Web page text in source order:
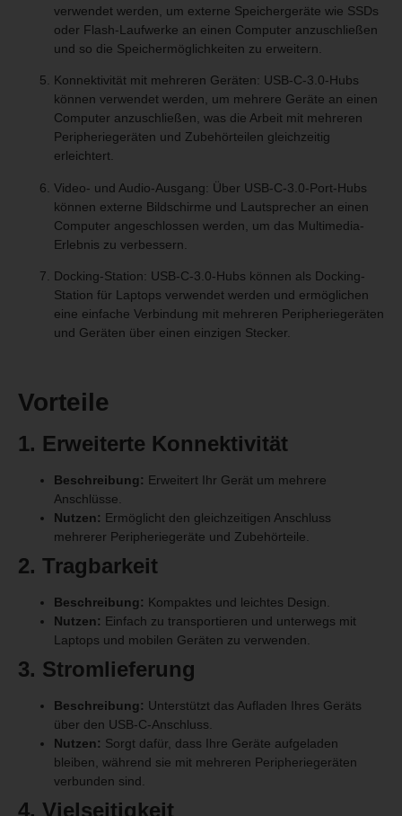
verwendet werden, um externe Speichergeräte wie SSDs
oder Flash-Laufwerke an einen Computer anzuschließen
und so die Speichermöglichkeiten zu erweitern.
Konnektivität mit mehreren Geräten: USB-C-3.0-Hubs
können verwendet werden, um mehrere Geräte an einen
Computer anzuschließen, was die Arbeit mit mehreren
Peripheriegeräten und Zubehörteilen gleichzeitig
erleichtert.
Video- und Audio-Ausgang: Über USB-C-3.0-Port-Hubs
können externe Bildschirme und Lautsprecher an einen
Computer angeschlossen werden, um das Multimedia-
Erlebnis zu verbessern.
Docking-Station: USB-C-3.0-Hubs können als Docking-
Station für Laptops verwendet werden und ermöglichen
eine einfache Verbindung mit mehreren Peripheriegeräten
und Geräten über einen einzigen Stecker.
Vorteile
1. Erweiterte Konnektivität
Beschreibung: Erweitert Ihr Gerät um mehrere
Anschlüsse.
Nutzen: Ermöglicht den gleichzeitigen Anschluss
mehrerer Peripheriegeräte und Zubehörteile.
2. Tragbarkeit
Beschreibung: Kompaktes und leichtes Design.
Nutzen: Einfach zu transportieren und unterwegs mit
Laptops und mobilen Geräten zu verwenden.
3. Stromlieferung
Beschreibung: Unterstützt das Aufladen Ihres Geräts
über den USB-C-Anschluss.
Nutzen: Sorgt dafür, dass Ihre Geräte aufgeladen
bleiben, während sie mit mehreren Peripheriegeräten
verbunden sind.
4. Vielseitigkeit